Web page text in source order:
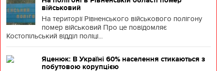
військовий
На території Рівненського військового полігону
помер військовий Про це повідомляє
Костопільський відділ поліці...
Яценюк: В Україні 60% населення стикаються з
побутовою корупцією